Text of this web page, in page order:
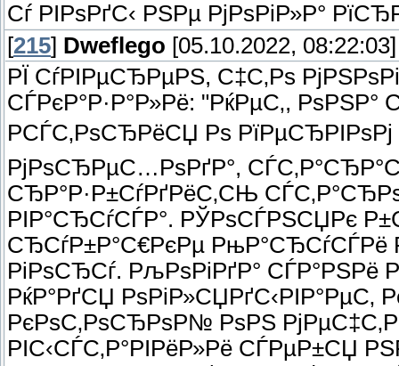
Сѓ РІРѕРґС‹ РЅРµ РјРѕРіР»Р°
[215] Dweflego [05.10.2022, 08:22:03]
РЇ СѓРІРµСЂРµРЅ, С‡С‚Рѕ
СЃРєР°Р·Р°Р»Рё: "РќРµС‚,
РСЃС‚РѕСЂРёСЏ Рѕ
РјРѕСЂРµС…РѕРґР°,
СЂР°Р·Р±СѓРґРёС‚СЊ
РІР°СЂСѓСЃР°. РЎРѕСЃРЅСЏРє
СЂСѓР±Р°С€РєРµ РњР°СЂСѓСЃРё
РіРѕСЂСѓ. РљРѕРіРґР° СЃР°РЅРё
РќР°РґСЏ
РєРѕС‚РѕСЂРѕР№ РѕРЅ
РІС‹СЃС‚Р°РІРёР»Рё СЃРµР±СЏ